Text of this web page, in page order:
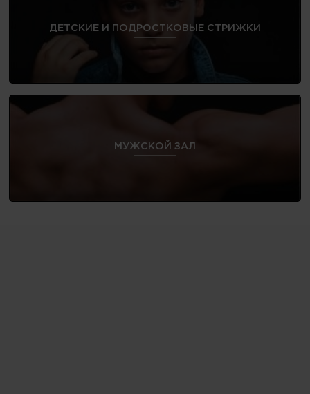
ДЕТСКИЕ И ПОДРОСТКОВЫЕ СТРИЖКИ
МУЖСКОЙ ЗАЛ